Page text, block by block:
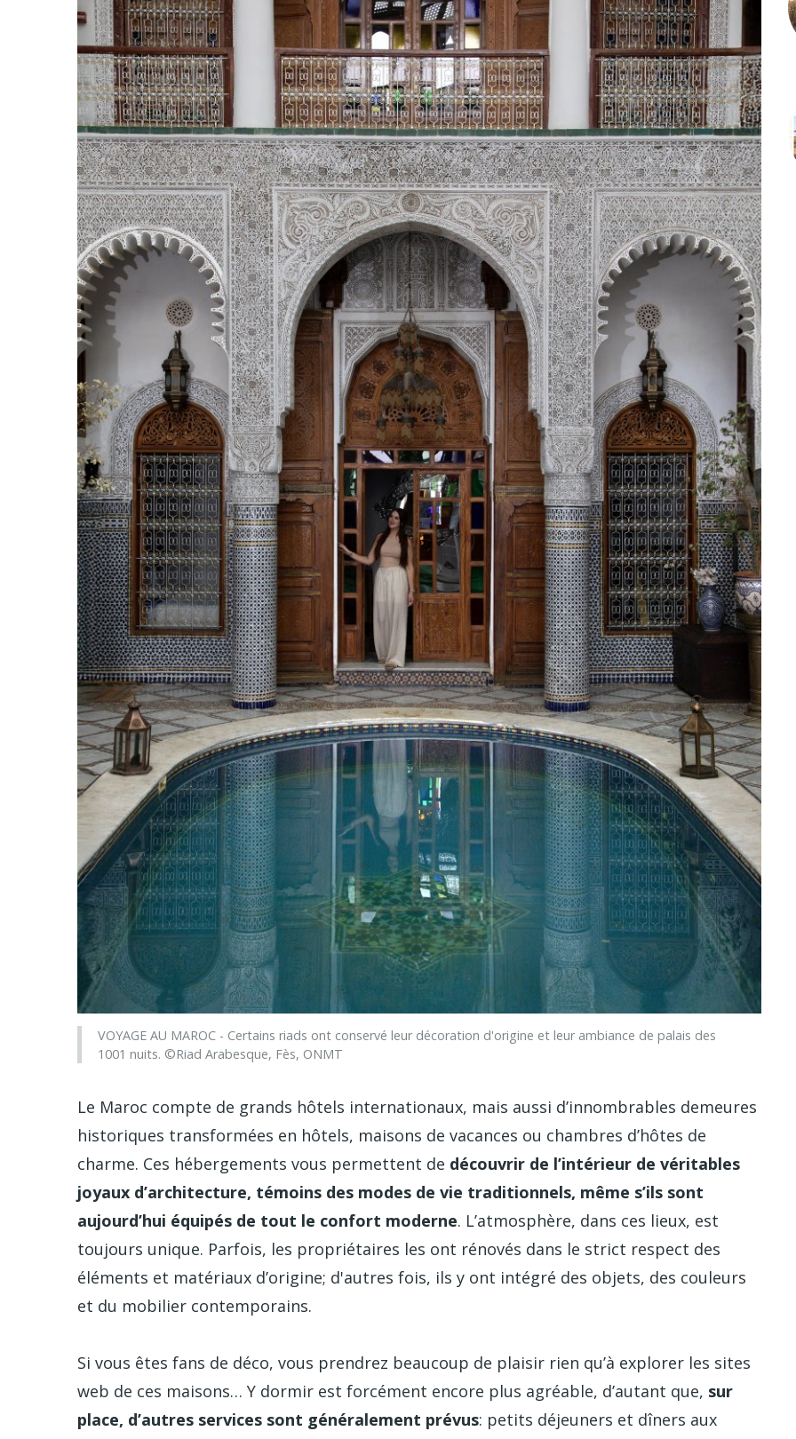
VOYAGE AU MAROC - Certains riads ont conservé leur décoration d'origine et leur ambiance de palais des
1001 nuits. ©Riad Arabesque, Fès, ONMT
Le Maroc compte de grands hôtels internationaux, mais aussi d’innombrables demeures
historiques transformées en hôtels, maisons de vacances ou chambres d’hôtes de
charme. Ces hébergements vous permettent de découvrir de l’intérieur de véritables
joyaux d’architecture, témoins des modes de vie traditionnels, même s’ils sont
aujourd’hui équipés de tout le confort moderne. L’atmosphère, dans ces lieux, est
toujours unique. Parfois, les propriétaires les ont rénovés dans le strict respect des
éléments et matériaux d’origine; d'autres fois, ils y ont intégré des objets, des couleurs
et du mobilier contemporains.
Si vous êtes fans de déco, vous prendrez beaucoup de plaisir rien qu’à explorer les sites
web de ces maisons… Y dormir est forcément encore plus agréable, d’autant que, sur
place, d’autres services sont généralement prévus: petits déjeuners et dîners aux